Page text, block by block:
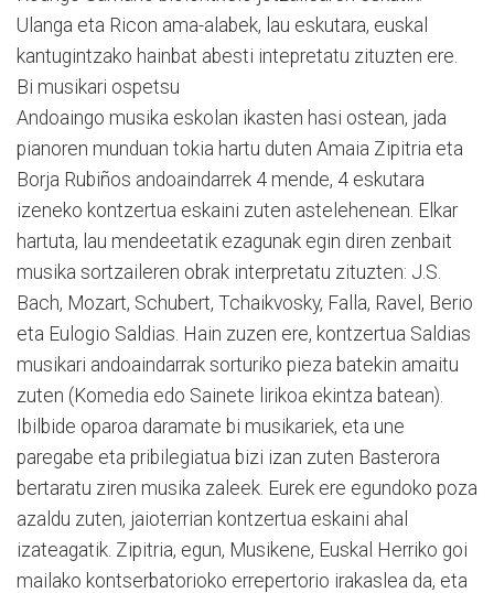
Ulanga eta Ricon ama-alabek, lau eskutara, euskal
kantugintzako hainbat abesti intepretatu zituzten ere.
Bi musikari ospetsu
Andoaingo musika eskolan ikasten hasi ostean, jada
pianoren munduan tokia hartu duten Amaia Zipitria eta
Borja Rubiños andoaindarrek 4 mende, 4 eskutara
izeneko kontzertua eskaini zuten astelehenean. Elkar
hartuta, lau mendeetatik ezagunak egin diren zenbait
musika sortzaileren obrak interpretatu zituzten: J.S.
Bach, Mozart, Schubert, Tchaikvosky, Falla, Ravel, Berio
eta Eulogio Saldias. Hain zuzen ere, kontzertua Saldias
musikari andoaindarrak sorturiko pieza batekin amaitu
zuten (Komedia edo Sainete lirikoa ekintza batean).
Ibilbide oparoa daramate bi musikariek, eta une
paregabe eta pribilegiatua bizi izan zuten Basterora
bertaratu ziren musika zaleek. Eurek ere egundoko poza
azaldu zuten, jaioterrian kontzertua eskaini ahal
izateagatik. Zipitria, egun, Musikene, Euskal Herriko goi
mailako kontserbatorioko errepertorio irakaslea da, eta